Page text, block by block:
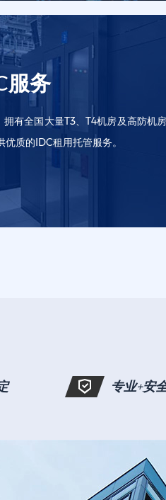
云虚拟主机
对象存储
服务
拥有全国大量T3、T4机房及高防
优质的IDC租用托管服务。
专业+安